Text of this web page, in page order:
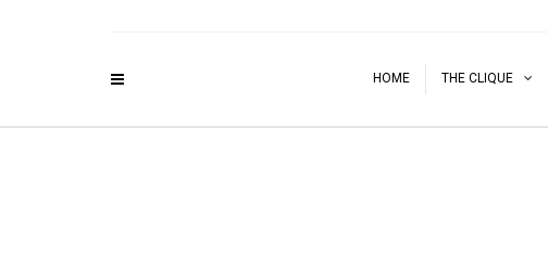
HOME THE CLIQUE